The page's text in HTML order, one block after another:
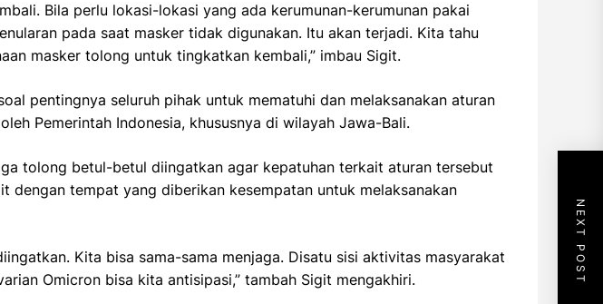
Bila perlu lokasi-lokasi yang ada kerumunan-kerumunan pakai
pada saat masker tidak digunakan. Itu akan terjadi. Kita tahu
masker tolong untuk tingkatkan kembali,” imbau Sigit.
pentingnya seluruh pihak untuk mematuhi dan melaksanakan aturan
Pemerintah Indonesia, khususnya di wilayah Jawa-Bali.
tolong betul-betul diingatkan agar kepatuhan terkait aturan tersebut
dengan tempat yang diberikan kesempatan untuk melaksanakan
Kita bisa sama-sama menjaga. Disatu sisi aktivitas masyarakat
Omicron bisa kita antisipasi,” tambah Sigit mengakhiri.
NEXT POST